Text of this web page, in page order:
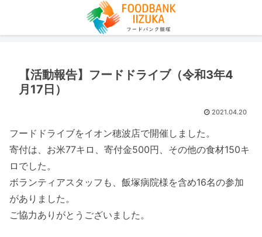
【活動報告】フードドライブ（令和3年4
月17日）
2021.04.20
フードドライブをイオン穂波店で開催しました。
寄付は、お米77キロ、寄付金500円、その他の食材150キ
ロでした。
ボランティアスタッフも、飯塚病院様を含め16名の参加
がありました。
ご協力ありがとうございました。